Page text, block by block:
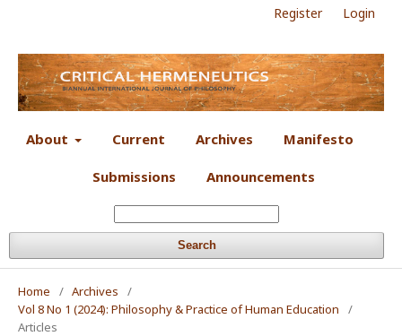
About Current Archives Manifesto
Submissions Announcements
Search
Register Login
Home / Archives
/
Vol 8 No 1 (2024): Philosophy & Practice of Human Education
/
Articles